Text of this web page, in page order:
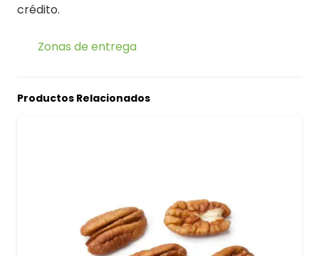
crédito.
Zonas de entrega
Productos Relacionados